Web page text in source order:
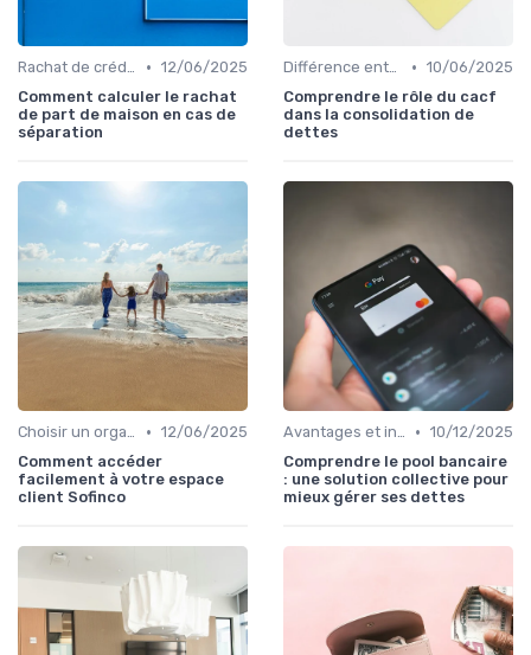
Rachat de crédit immobilier • 12/06/2025
Comment calculer le rachat
de part de maison en cas de
séparation
Différence entre rachat et renégociation • 10/06/2025
Comprendre le rôle du cacf
dans la consolidation de
dettes
Choisir un organisme de rachat • 12/06/2025
Comment accéder
facilement à votre espace
client Sofinco
Avantages et inconvénients • 10/12/2025
Comprendre le pool bancaire
: une solution collective pour
mieux gérer ses dettes